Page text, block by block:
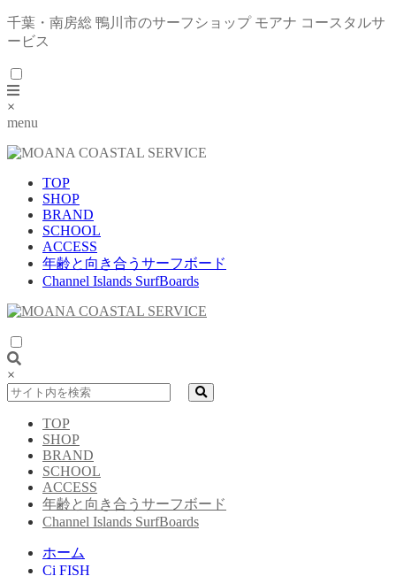
千葉・南房総 鴨川市のサーフショップ モアナ コースタルサ
ービス
×
menu
TOP
SHOP
BRAND
SCHOOL
ACCESS
年齢と向き合うサーフボード
Channel Islands SurfBoards
×
TOP
SHOP
BRAND
SCHOOL
ACCESS
年齢と向き合うサーフボード
Channel Islands SurfBoards
ホーム
Ci FISH